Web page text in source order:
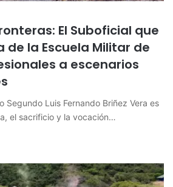
El Suboficial que
de la Escuela Militar de
a escenarios
Segundo Luis Fernando Briñez Vera es
el sacrificio y la vocación…